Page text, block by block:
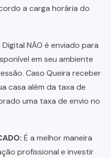
a carga horária do
NÃO é enviado para
em seu ambiente
Caso Queira receber
casa além da taxa de
uma taxa de envio no
É a melhor maneira
profissional e investir